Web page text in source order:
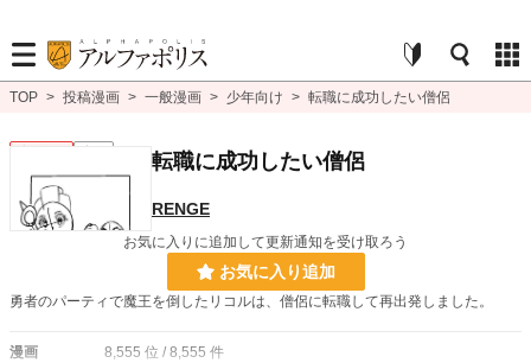
TOP > 投稿漫画 > 一般漫画 > 少年向け > 転職に成功したい僧侶
転職に成功したい僧侶
RENGE
お気に入りに追加して更新通知を受け取ろう
お気に入り追加
勇者のパーティで魔王を倒したリコルは、僧侶に転職して再出発しました。
漫画 8,555 位 / 8,555 件